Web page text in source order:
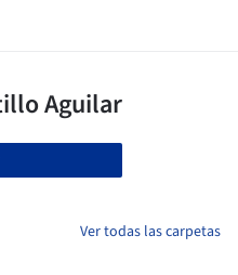
Ver todas las carpetas